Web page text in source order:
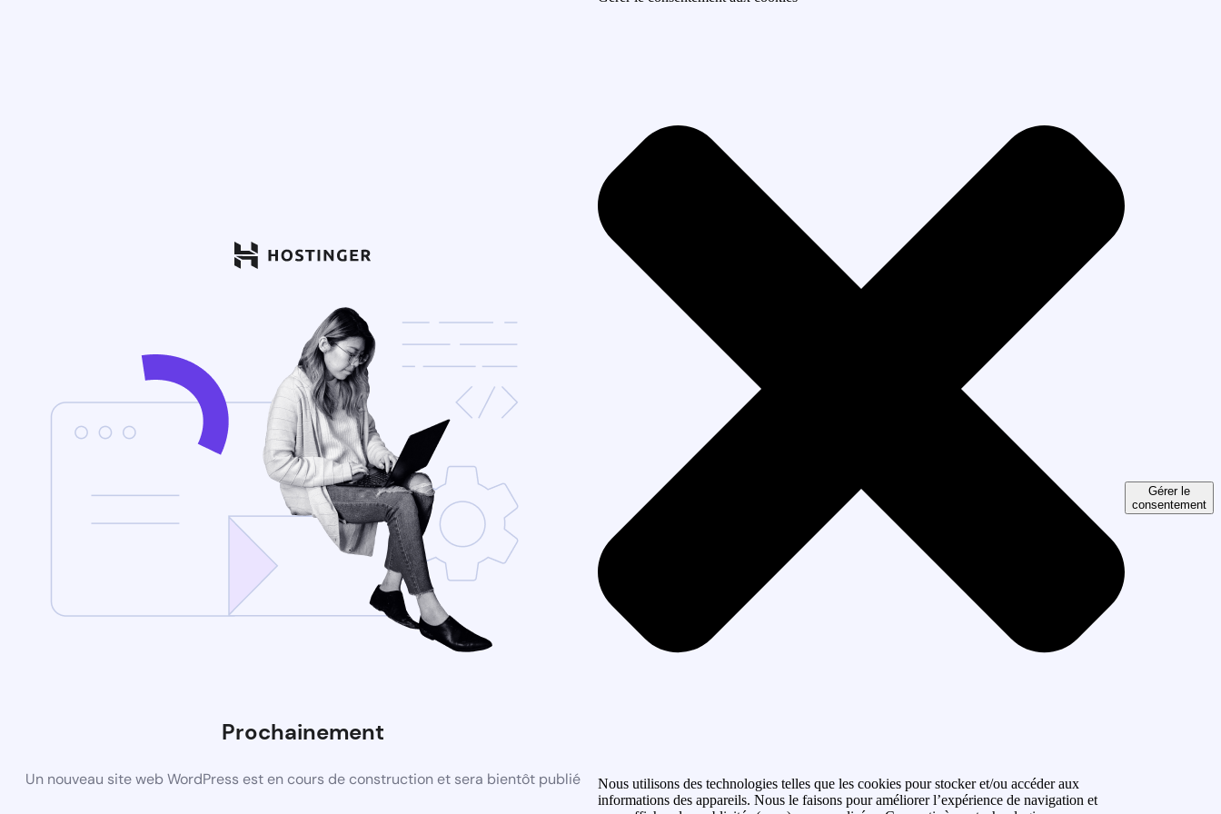
Prochainement
Un nouveau site web WordPress est en cours de construction et sera bientôt publié
Nous utilisons des technologies telles que les cookies pour stocker et/ou accéder aux
informations des appareils. Nous le faisons pour améliorer l’expérience de navigation et
Gérer le
consentement